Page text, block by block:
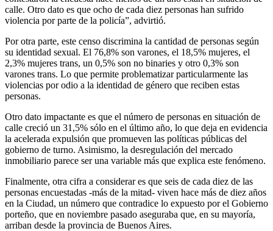
calle. Otro dato es que ocho de cada diez personas han sufrido
violencia por parte de la policía”, advirtió.
Por otra parte, este censo discrimina la cantidad de personas según
su identidad sexual. El 76,8% son varones, el 18,5% mujeres, el
2,3% mujeres trans, un 0,5% son no binaries y otro 0,3% son
varones trans. Lo que permite problematizar particularmente las
violencias por odio a la identidad de género que reciben estas
personas.
Otro dato impactante es que el número de personas en situación de
calle creció un 31,5% sólo en el último año, lo que deja en evidencia
la acelerada expulsión que promueven las políticas públicas del
gobierno de turno. Asimismo, la desregulación del mercado
inmobiliario parece ser una variable más que explica este fenómeno.
Finalmente, otra cifra a considerar es que seis de cada diez de las
personas encuestadas -más de la mitad- viven hace más de diez años
en la Ciudad, un número que contradice lo expuesto por el Gobierno
porteño, que en noviembre pasado aseguraba que, en su mayoría,
arriban desde la provincia de Buenos Aires.